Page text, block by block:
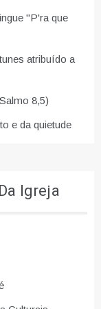
"P'ra que
atribuído a
8,5)
e da quietude
Igreja